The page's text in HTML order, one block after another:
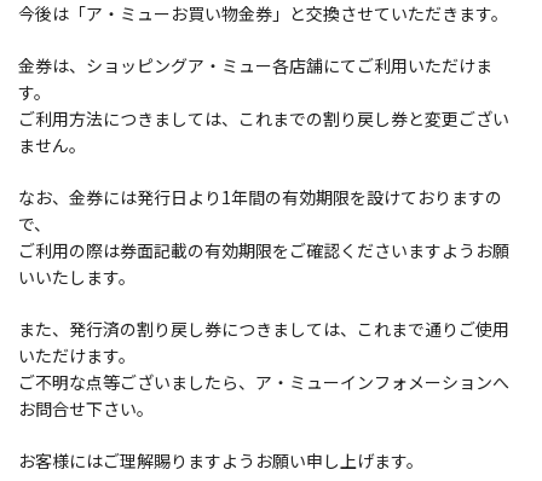
今後は「ア・ミューお買い物金券」と交換させていただきます。
金券は、ショッピングア・ミュー各店舗にてご利用いただけま
す。
ご利用方法につきましては、これまでの割り戻し券と変更ござい
ません。
なお、金券には発行日より1年間の有効期限を設けておりますの
で、
ご利用の際は券面記載の有効期限をご確認くださいますようお願
いいたします。
また、発行済の割り戻し券につきましては、これまで通りご使用
いただけます。
ご不明な点等ございましたら、ア・ミューインフォメーションへ
お問合せ下さい。
お客様にはご理解賜りますようお願い申し上げます。